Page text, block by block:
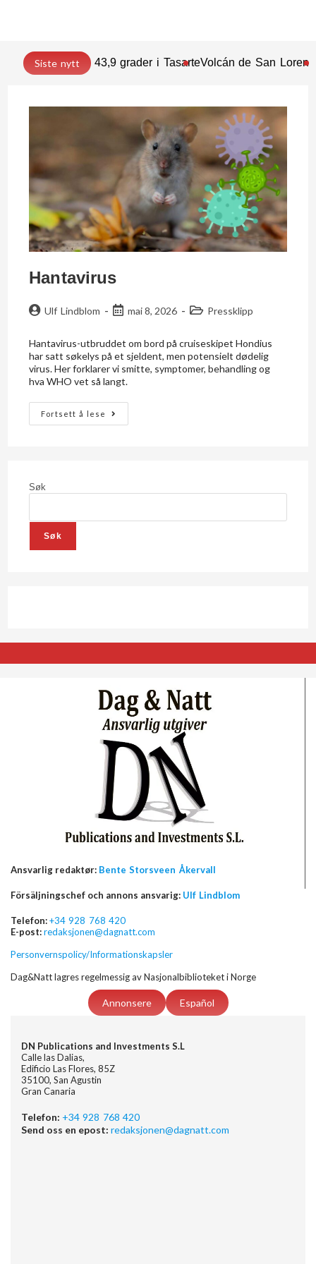
Siste nytt 43,9 grader i TasarteVolcán de San
Hantavirus
Ulf Lindblom mai 8, 2026 Pressklipp
Hantavirus-utbruddet om bord på cruiseskipet Hondius
har satt søkelys på et sjeldent, men potensielt dødelig
virus. Her forklarer vi smitte, symptomer, behandling og
hva WHO vet så langt.
Fortsett å lese
Søk
Søk
Ansvarlig redaktør: Bente Storsveen Åkervall
Försäljningschef och annons ansvarig: Ulf Lindblom
Telefon:+34 928 768 420
E-post:redaksjonen@dagnatt.com
Personvernspolicy/Informationskapsler
Dag&Natt lagres regelmessig av Nasjonalbiblioteket i Norge
Annonsere Español
DN Publications and Investments S.L
Calle las Dalias,
Edificio Las Flores, 85Z
35100, San Agustin
Gran Canaria
Telefon: +34 928 768 420
Send oss en epost: redaksjonen@dagnatt.com